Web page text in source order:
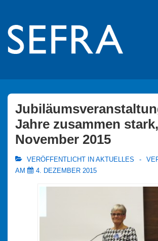
Inhalt
Jahre zusammen
November 2015
VERÖFFENTLICHT IN AKTUELLES
AM
4. DEZEMBER 2015